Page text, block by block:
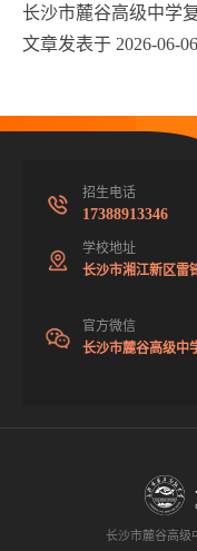
长沙市麓谷高级中学
文章发表于 2026-06-
招生电话
17388913346
学校地址
长沙市湘江新区雷
官方微信
长沙市麓谷高级中
长沙市麓谷高级